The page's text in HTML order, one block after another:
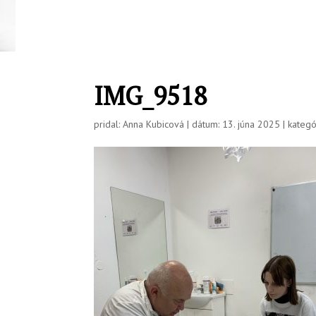
IMG_9518
pridal: Anna Kubicová | dátum: 13. júna 2025 |